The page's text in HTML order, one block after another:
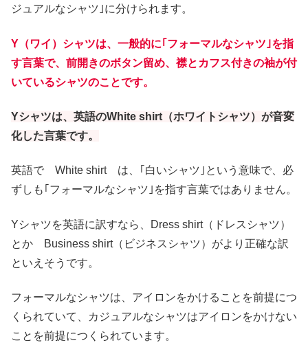
ジュアルなシャツ｣に分けられます。
Y（ワイ）シャツは、一般的に｢フォーマルなシャツ｣を指
す言葉で、前開きのボタン留め、襟とカフス付きの袖が付
いているシャツのことです。
Yシャツは、英語のWhite shirt（ホワイトシャツ）が音変
化した言葉です。
英語で White shirt は、｢白いシャツ｣という意味で、必
ずしも｢フォーマルなシャツ｣を指す言葉ではありません。
Yシャツを英語に訳すなら、Dress shirt（ドレスシャツ）
とか Business shirt（ビジネスシャツ）がより正確な訳
といえそうです。
フォーマルなシャツは、アイロンをかけることを前提につ
くられていて、カジュアルなシャツはアイロンをかけない
ことを前提につくられています。